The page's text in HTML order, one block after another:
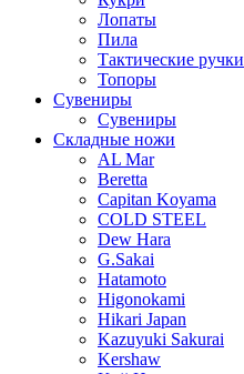
Лопаты
Пила
Тактические ручки
Топоры
Сувениры
Сувениры
Складные ножи
AL Mar
Beretta
Capitan Koyama
COLD STEEL
Dew Hara
G.Sakai
Hatamoto
Higonokami
Hikari Japan
Kazuyuki Sakurai
Kershaw